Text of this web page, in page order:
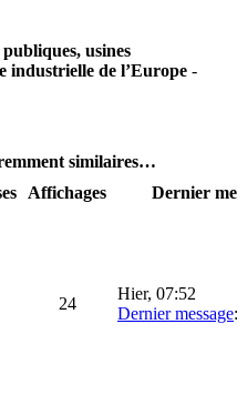
usines
industrielle de l’Europe -
similaires…
Affichages
Dernier
24
Hier, 07:52
Dernier message